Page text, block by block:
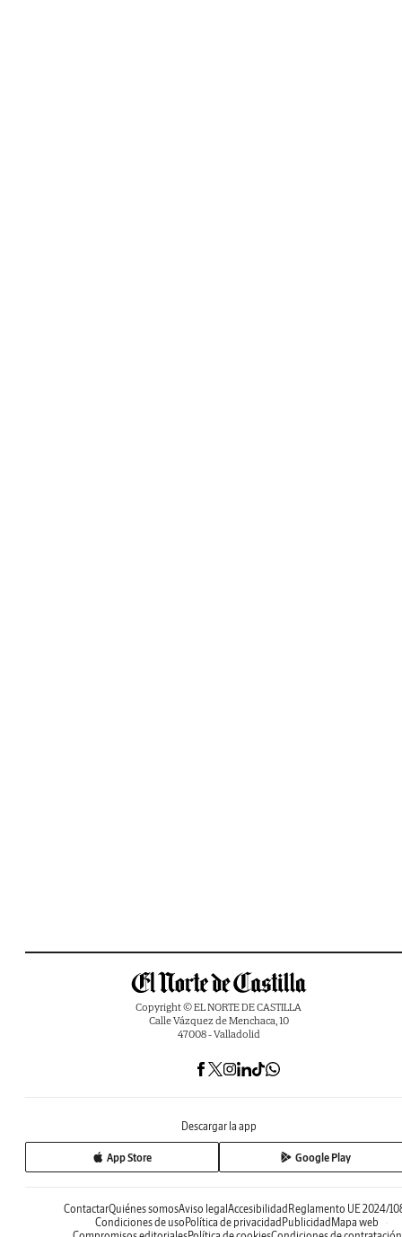
Copyright © EL NORTE DE CASTILLA
Calle Vázquez de Menchaca, 10
47008 - Valladolid
Descargar la app
App Store Google Play
ContactarQuiénes somosAviso legal Accesibilidad Reglamento UE 2024/
Condiciones de uso Política de privacidad Publicidad Mapa web